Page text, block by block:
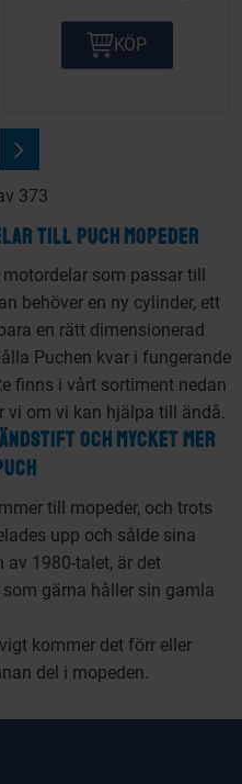
KÖP
373
TILL PUCH MOPEDER
som passar till
behöver en ny cylinder, ett
en rätt dimensionerad
Puchen kvar i fungerande
finns i vårt sortiment nedan
vi om vi kan hjälpa till ändå.
OCH MYCKET MER
till mopeder, och trots
upp och sålde sina
av 1980-talet, är det
gärna håller sin gamla
kommer det förr eller
del i mopeden.